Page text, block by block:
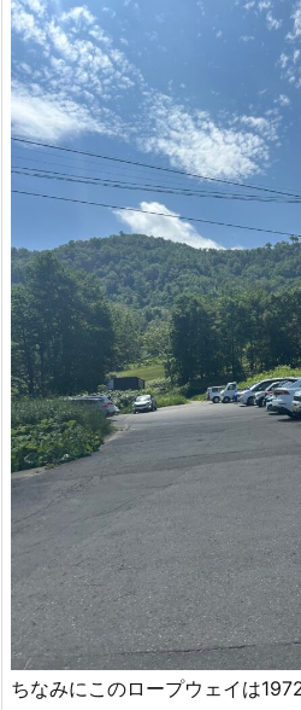
ちなみにこのロープウェイは